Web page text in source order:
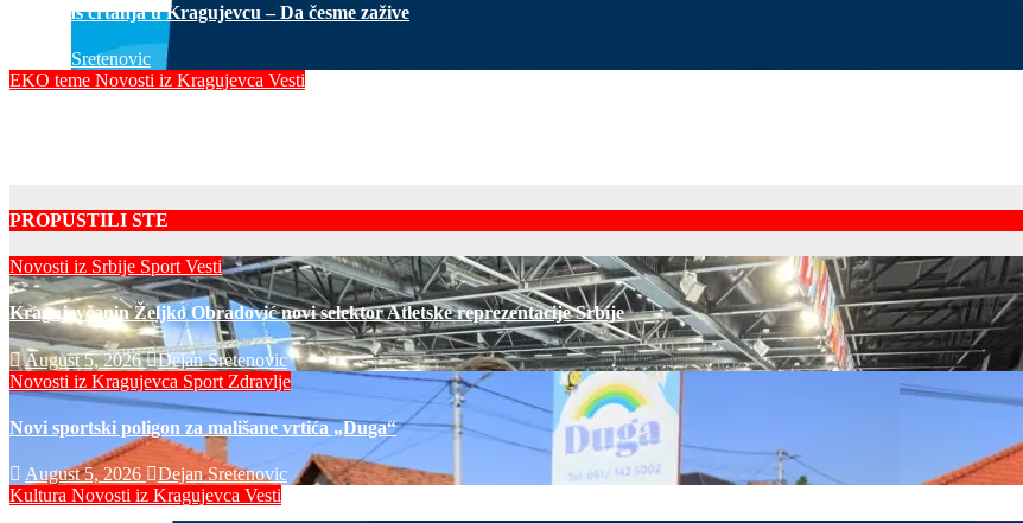
Javni čas crtanja u Kragujevcu – Da česme zažive
Dejan Sretenovic
EKO teme Novosti iz Kragujevca Vesti
PROPUSTILI STE
Novosti iz Srbije Sport Vesti
Kragujevčanin Željko Obradović novi selektor Atletske reprezentacije Srbije
August 5, 2026 Dejan Sretenovic
Novosti iz Kragujevca Sport Zdravlje
Novi sportski poligon za mališane vrtića „Duga“
August 5, 2026
Dejan Sretenovic
Kultura Novosti iz Kragujevca Vesti